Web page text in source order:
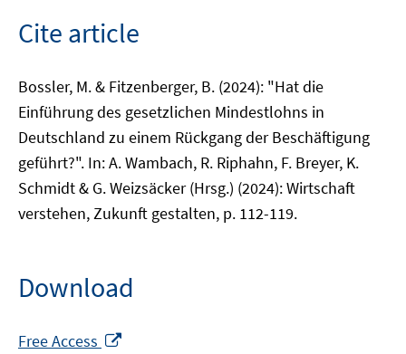
Cite article
Bossler, M. & Fitzenberger, B. (2024): "Hat die
Einführung des gesetzlichen Mindestlohns in
Deutschland zu einem Rückgang der Beschäftigung
geführt?". In: A. Wambach, R. Riphahn, F. Breyer, K.
Schmidt & G. Weizsäcker (Hrsg.) (2024): Wirtschaft
verstehen, Zukunft gestalten, p. 112-119.
Download
Free Access